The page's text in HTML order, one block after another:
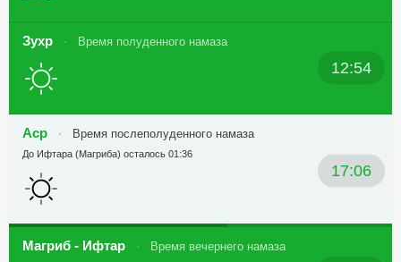
Зухр Время полуденного намаза
12:54
Аср Время послеполуденного намаза
17:06
До Ифтара (Магриба) осталось 01:36
Магриб - Ифтар Время вечернего намаза